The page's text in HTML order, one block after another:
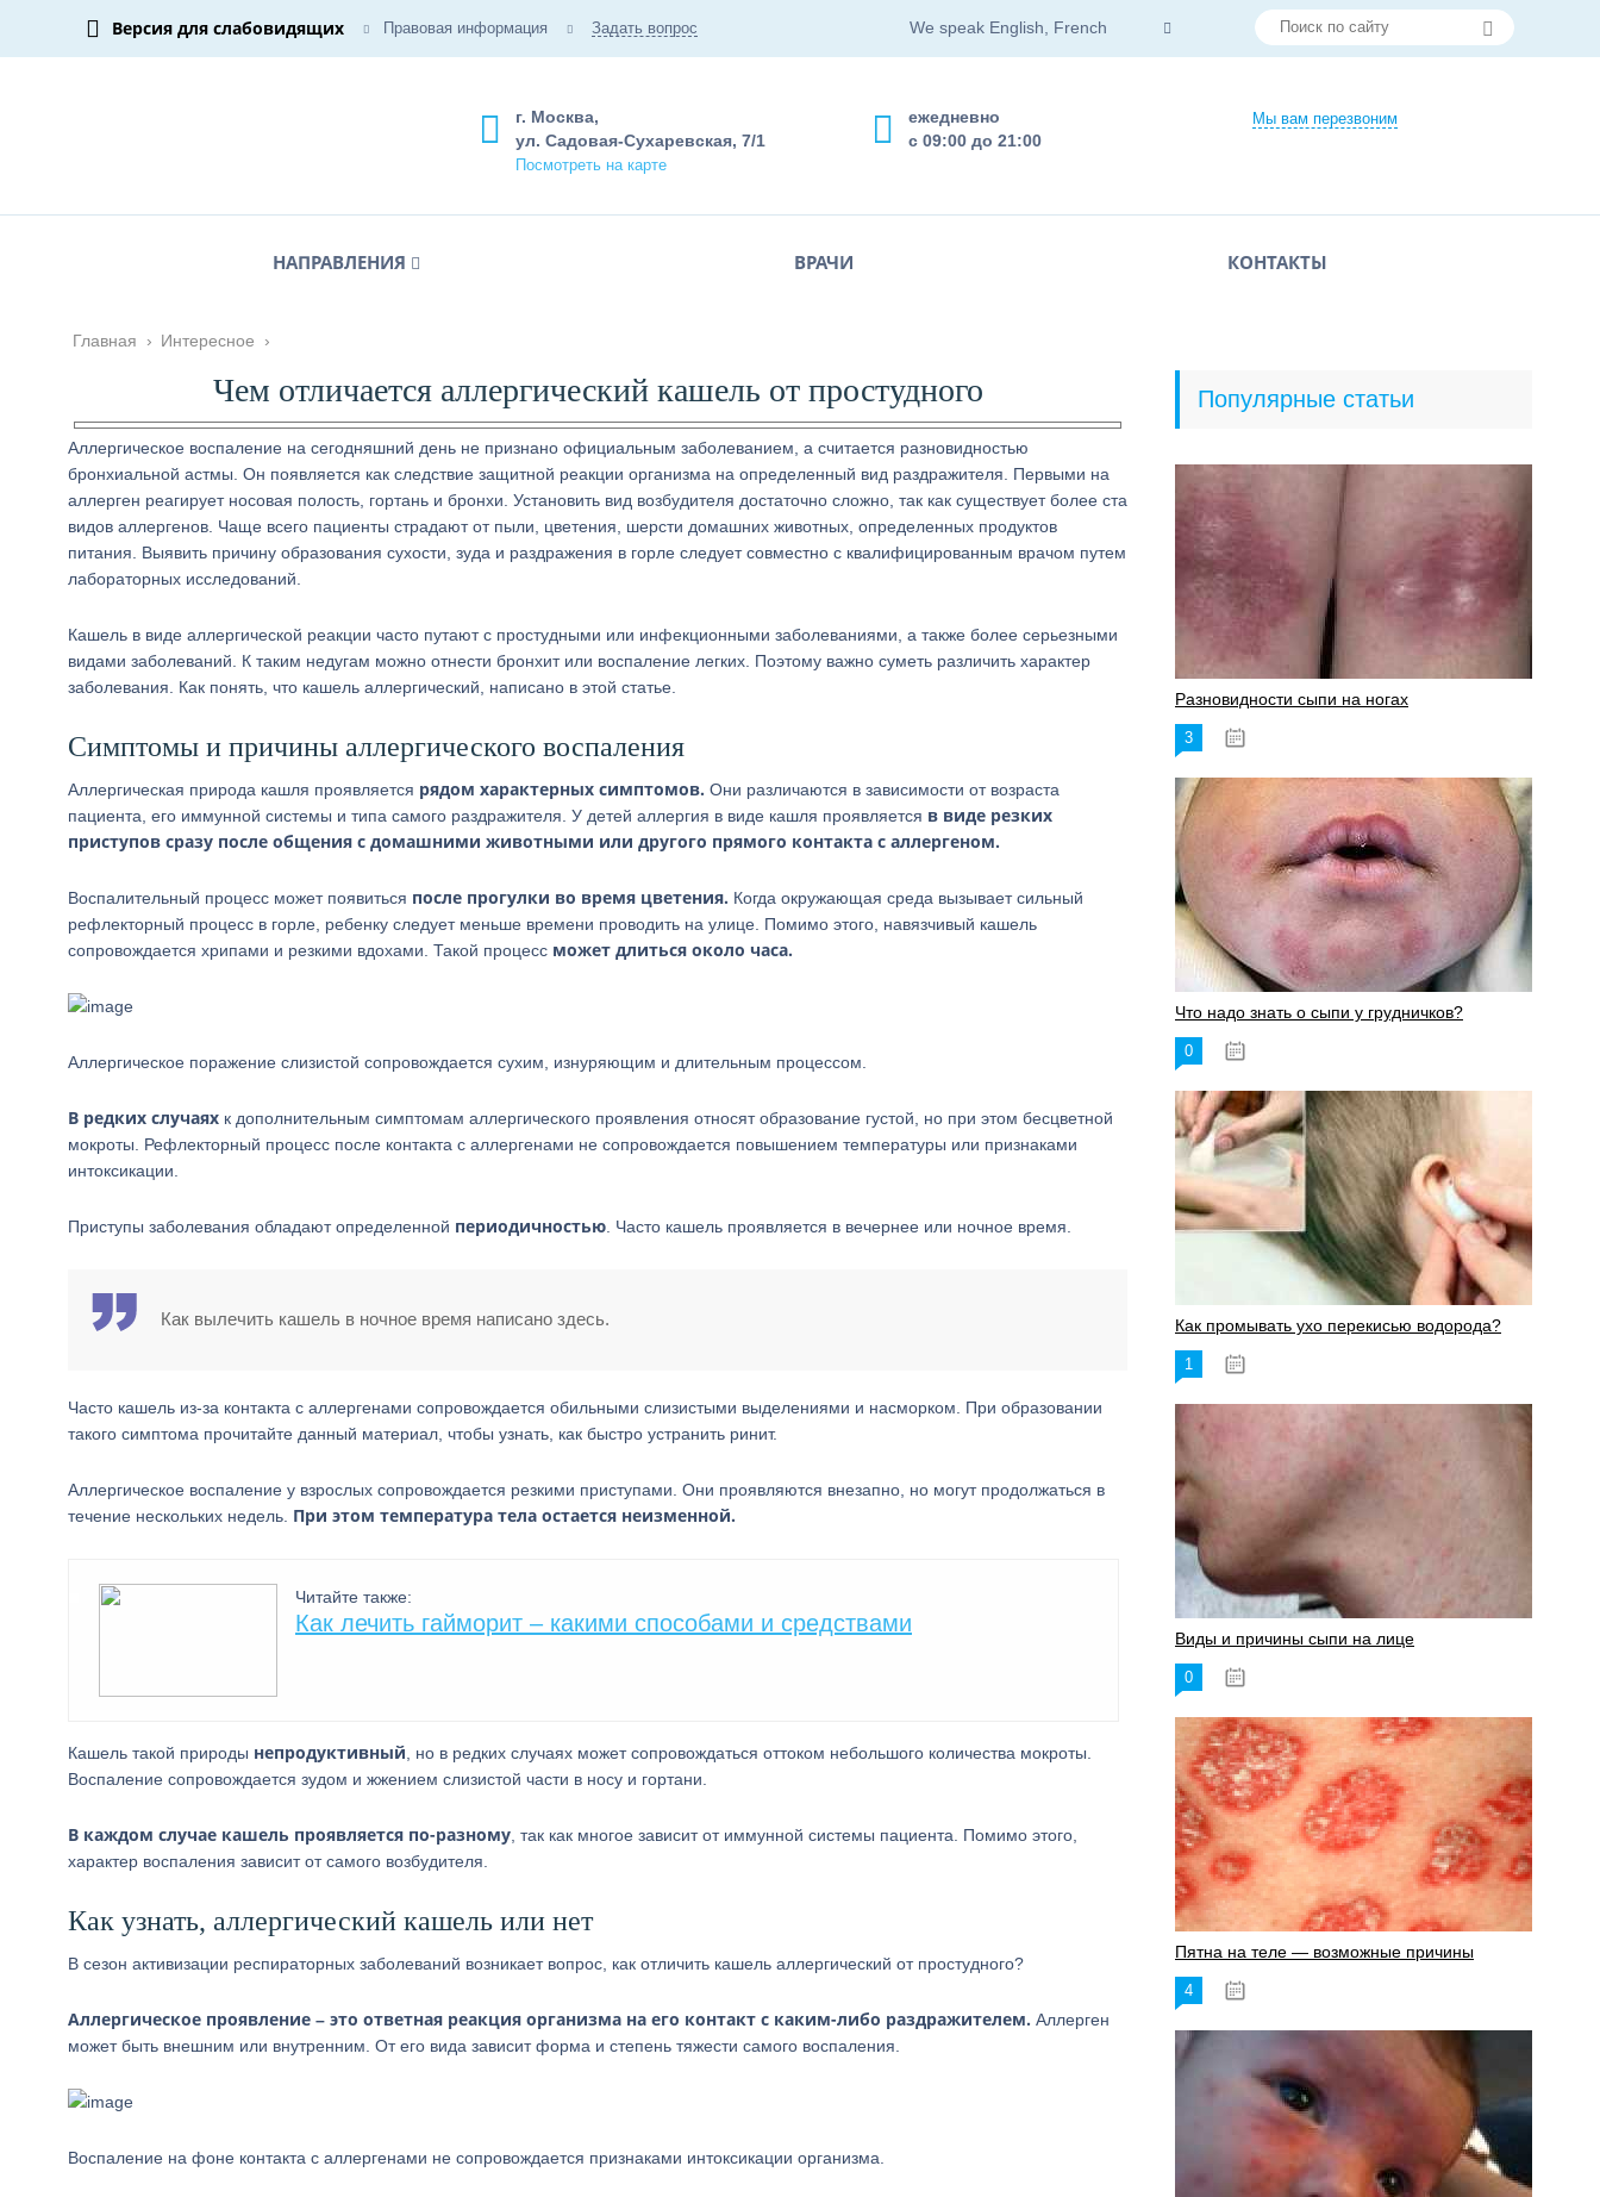
Версия для слабовидящих Правовая информация Задать вопрос We speak English, French
Мы вам перезвоним
ежедневно
с 09:00 до 21:00
г. Москва,
ул. Садовая-Сухаревская, 7/1
Посмотреть на карте
НАПРАВЛЕНИЯ ВРАЧИ КОНТАКТЫ
Главная › Интересное ›
Чем отличается аллергический кашель от простудного
Аллергическое воспаление на сегодняшний день не признано официальным заболеванием, а считается разновидностью
бронхиальной астмы. Он появляется как следствие защитной реакции организма на определенный вид раздражителя. Первыми на
аллерген реагирует носовая полость, гортань и бронхи. Установить вид возбудителя достаточно сложно, так как существует более ста
видов аллергенов. Чаще всего пациенты страдают от пыли, цветения, шерсти домашних животных, определенных продуктов
питания. Выявить причину образования сухости, зуда и раздражения в горле следует совместно с квалифицированным врачом путем
лабораторных исследований.
Кашель в виде аллергической реакции часто путают с простудными или инфекционными заболеваниями, а также более серьезными
видами заболеваний. К таким недугам можно отнести бронхит или воспаление легких. Поэтому важно суметь различить характер
заболевания. Как понять, что кашель аллергический, написано в этой статье.
Симптомы и причины аллергического воспаления
Аллергическая природа кашля проявляется рядом характерных симптомов. Они различаются в зависимости от возраста
пациента, его иммунной системы и типа самого раздражителя. У детей аллергия в виде кашля проявляется в виде резких
приступов сразу после общения с домашними животными или другого прямого контакта с аллергеном.
Воспалительный процесс может появиться после прогулки во время цветения. Когда окружающая среда вызывает сильный
рефлекторный процесс в горле, ребенку следует меньше времени проводить на улице. Помимо этого, навязчивый кашель
сопровождается хрипами и резкими вдохами. Такой процесс может длиться около часа.
Аллергическое поражение слизистой сопровождается сухим, изнуряющим и длительным процессом.
В редких случаях к дополнительным симптомам аллергического проявления относят образование густой, но при этом бесцветной
мокроты. Рефлекторный процесс после контакта с аллергенами не сопровождается повышением температуры или признаками
интоксикации.
Приступы заболевания обладают определенной периодичностью . Часто кашель проявляется в вечернее или ночное время.
Как вылечить кашель в ночное время написано здесь.
Часто кашель из-за контакта с аллергенами сопровождается обильными слизистыми выделениями и насморком. При образовании
такого симптома прочитайте данный материал, чтобы узнать, как быстро устранить ринит.
Аллергическое воспаление у взрослых сопровождается резкими приступами. Они проявляются внезапно, но могут продолжаться в
течение нескольких недель. При этом температура тела остается неизменной.
Читайте также:
Как лечить гайморит – какими способами и средствами
Кашель такой природы непродуктивный , но в редких случаях может сопровождаться оттоком небольшого количества мокроты.
Воспаление сопровождается зудом и жжением слизистой части в носу и гортани.
В каждом случае кашель проявляется по-разному , так как многое зависит от иммунной системы пациента. Помимо этого,
характер воспаления зависит от самого возбудителя.
Как узнать, аллергический кашель или нет
В сезон активизации респираторных заболеваний возникает вопрос, как отличить кашель аллергический от простудного?
Аллергическое проявление – это ответная реакция организма на его контакт с каким-либо раздражителем. Аллерген
может быть внешним или внутренним. От его вида зависит форма и степень тяжести самого воспаления.
Воспаление на фоне контакта с аллергенами не сопровождается признаками интоксикации организма.
Популярные статьи
Разновидности сыпи на ногах
3
Что надо знать о сыпи у грудничков?
0
Как промывать ухо перекисью водорода?
1
Виды и причины сыпи на лице
0
Пятна на теле — возможные причины
4